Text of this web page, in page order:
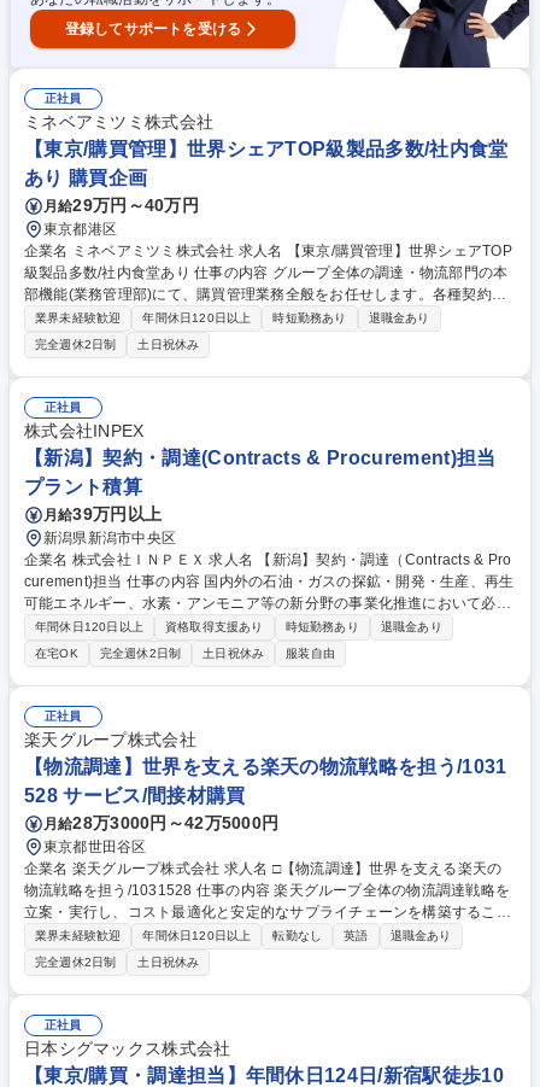
登録してサポートを受ける
正社員
ミネベアミツミ株式会社
【東京/購買管理】世界シェアTOP級製品多数/社内食堂
あり 購買企画
月給29万円～40万円
東京都港区
企業名 ミネベアミツミ株式会社 求人名 【東京/購買管理】世界シェアTOP
級製品多数/社内食堂あり 仕事の内容 グループ全体の調達・物流部門の本
部機能(業務管理部)にて、購買管理業務全般をお任せします。各種契約管
理やコンプライアンス対応、新組織の業務移行支援など、多岐にわたる業
務で事業基盤を支える役割です。 【詳細】 ■取引先情報管理、および取引
基本契約管理業務■経営統合(M&A)対応■取適法、独占禁止法など行政・コ
ンプライアンス対応業務■CSR調達関連業務■資材部規程の管理■設備投資
対応■取引先倒産時対応■社内教育用教材の作成■会議体運営 募集職種 【東
京/購買管理】世界シェアTOP級製品多数/社内食堂あり
業界未経験歓迎 年間休日120日以上 時短勤務あり
退職金あり
完全週休2日制
土日祝休み
正社員
株式会社INPEX
【新潟】契約・調達(Contracts & Procurement)担当
プラント積算
月給39万円以上
新潟県新潟市中央区
企業名 株式会社ＩＮＰＥＸ 求人名 【新潟】契約・調達（Contracts & Pro
curement)担当 仕事の内容 国内外の石油・ガスの探鉱・開発・生産、再生
可能エネルギー、水素・アンモニア等の新分野の事業化推進において必要
な各種設備/資機材/工事(EPC含)/サービス等契約・調達、サプライチェー
ン、保険手配等担当。 ■市場調査、サプライヤー調査■入札計画の立案を
含む、入札・引合業務全般の管理と遂行■サプライヤーとの価格、契約諸
条件の交渉 ■社内関係部門との合意形成■発注承認文書の作成、契約書の
締結 ■発注手配業務■契約変更管理■業務プロセス改善 ■支出履歴分析、パ
フォーマンス管理 募集職種 【新潟】契約・調達（Contracts & Procureme
nt)担当
年間休日120日以上 資格取得支援あり 時短勤務あり
退職金あり
在宅OK
完全週休2日制 土日祝休み 服装自由
正社員
楽天グループ株式会社
【物流調達】世界を支える楽天の物流戦略を担う/1031
528 サービス/間接材購買
月給28万3000円～42万5000円
東京都世田谷区
企業名 楽天グループ株式会社 求人名 □【物流調達】世界を支える楽天の
物流戦略を担う/1031528 仕事の内容 楽天グループ全体の物流調達戦略を
立案・実行し、コスト最適化と安定的なサプライチェーンを構築すること
がミッションです。具体的には、 ■最適な調達戦略（ソーシング・コスト
削減等）の策定および実行 ■市場動向、コスト構造、サプライヤー動向の
詳細な調査・分析 ■価格査定、ベンチマーク分析を用いた妥当性評価と条
件交渉 ■購買実績データの分析に基づくコスト最適化施策の推進 ■各種契
約書のレビュー、交渉、締結、およびリスク管理業務 ■RFP（提案依頼
書）・RFQ（見積依頼書）の作成・評価 各事業部門と密に連携しなが
ら、会社の競争力に直結する戦略的な意思決定に深く携わります。 募集職
業界未経験歓迎 年間休日120日以上 転勤なし 英語
退職金あり
完全週休2日制
土日祝休み
正社員
日本シグマックス株式会社
【東京/購買・調達担当】年間休日124日/新宿駅徒歩10